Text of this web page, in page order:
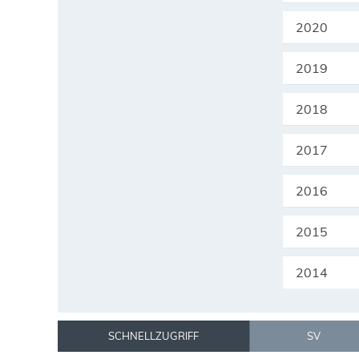
2020
2019
2018
2017
2016
2015
2014
SCHNELLZUGRIFF SV